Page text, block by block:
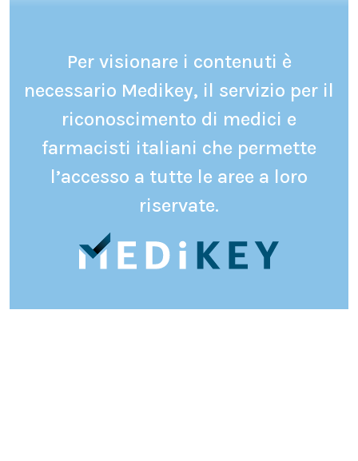
Per visionare i contenuti è
necessario Medikey, il servizio per il
riconoscimento di medici e
farmacisti italiani che permette
l’accesso a tutte le aree a loro
riservate.